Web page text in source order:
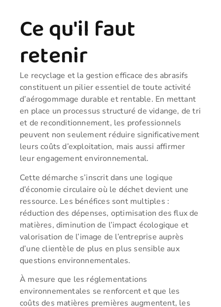
Ce qu'il faut
retenir
Le recyclage et la gestion efficace des abrasifs
constituent un pilier essentiel de toute activité
d’aérogommage durable et rentable. En mettant
en place un processus structuré de vidange, de tri
et de reconditionnement, les professionnels
peuvent non seulement réduire significativement
leurs coûts d’exploitation, mais aussi affirmer
leur engagement environnemental.
Cette démarche s’inscrit dans une logique
d’économie circulaire où le déchet devient une
ressource. Les bénéfices sont multiples :
réduction des dépenses, optimisation des flux de
matières, diminution de l’impact écologique et
valorisation de l’image de l’entreprise auprès
d’une clientèle de plus en plus sensible aux
questions environnementales.
À mesure que les réglementations
environnementales se renforcent et que les
coûts des matières premières augmentent, les